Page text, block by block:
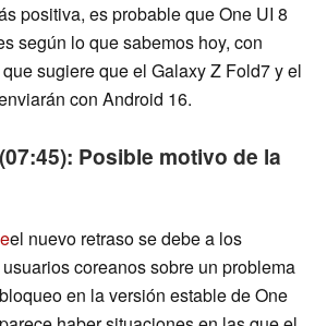
positiva, es probable que One UI 8
según lo que sabemos hoy, con
sugiere que el Galaxy Z Fold7 y el
con Android 16.
Posible motivo de la
el nuevo retraso se debe a los
coreanos sobre un problema
en la versión estable de One